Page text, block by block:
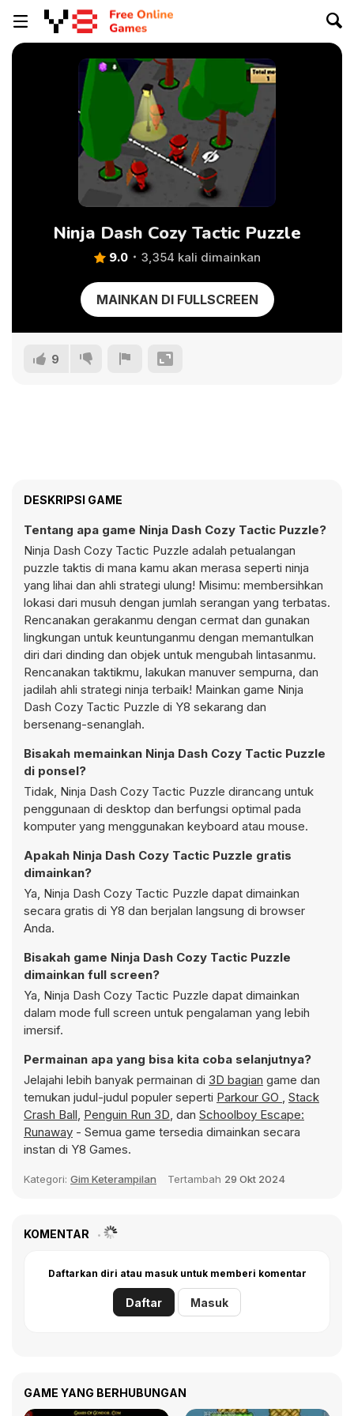
Ninja Dash Cozy Tactic Puzzle
9.0 3,354 kali dimainkan
MAINKAN DI FULLSCREEN
9
DESKRIPSI GAME
Tentang apa game Ninja Dash Cozy Tactic Puzzle?
Ninja Dash Cozy Tactic Puzzle adalah petualangan
puzzle taktis di mana kamu akan merasa seperti ninja
yang lihai dan ahli strategi ulung! Misimu: membersihkan
lokasi dari musuh dengan jumlah serangan yang terbatas.
Rencanakan gerakanmu dengan cermat dan gunakan
lingkungan untuk keuntunganmu dengan memantulkan
diri dari dinding dan objek untuk mengubah lintasanmu.
Rencanakan taktikmu, lakukan manuver sempurna, dan
jadilah ahli strategi ninja terbaik! Mainkan game Ninja
Dash Cozy Tactic Puzzle di Y8 sekarang dan
bersenang-senanglah.
Bisakah memainkan Ninja Dash Cozy Tactic Puzzle
di ponsel?
Tidak, Ninja Dash Cozy Tactic Puzzle dirancang untuk
penggunaan di desktop dan berfungsi optimal pada
komputer yang menggunakan keyboard atau mouse.
Apakah Ninja Dash Cozy Tactic Puzzle gratis
dimainkan?
Ya, Ninja Dash Cozy Tactic Puzzle dapat dimainkan
secara gratis di Y8 dan berjalan langsung di browser
Anda.
Bisakah game Ninja Dash Cozy Tactic Puzzle
dimainkan full screen?
Ya, Ninja Dash Cozy Tactic Puzzle dapat dimainkan
dalam mode full screen untuk pengalaman yang lebih
imersif.
Permainan apa yang bisa kita coba selanjutnya?
Jelajahi lebih banyak permainan di 3D bagian game dan
temukan judul-judul populer seperti Parkour GO , Stack
Crash Ball, Penguin Run 3D, dan Schoolboy Escape:
Runaway - Semua game tersedia dimainkan secara
instan di Y8 Games.
Kategori: Gim Keterampilan Tertambah 29 Okt 2024
KOMENTAR
Daftarkan diri atau masuk untuk memberi komentar
Daftar Masuk
GAME YANG BERHUBUNGAN